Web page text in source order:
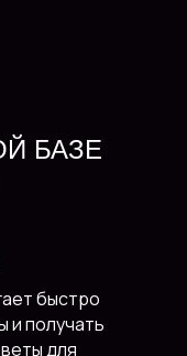
БАЗЕ
быстро
и получать
для